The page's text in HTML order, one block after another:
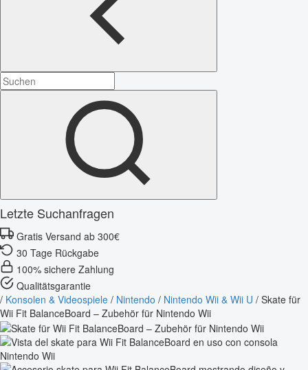
Letzte Suchanfragen
Gratis Versand ab 300€
30 Tage Rückgabe
100% sichere Zahlung
Qualitätsgarantie
/ Konsolen & Videospiele / Nintendo / Nintendo Wii & Wii U / Skate für
Wii Fit BalanceBoard – Zubehör für Nintendo Wii